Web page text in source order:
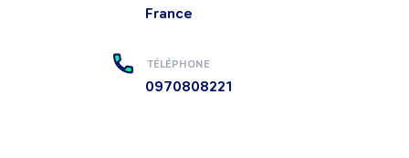
France
TÉLÉPHONE
0970808221